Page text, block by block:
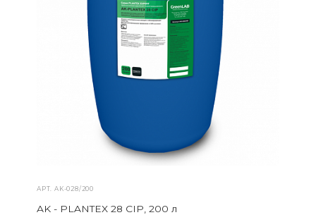
АРТ.AK-028/200
AK - PLANTEX 28 CIP, 200 л